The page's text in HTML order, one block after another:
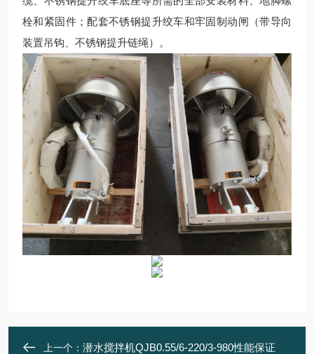
栓和紧固件；配套不锈钢提升绞车和牢固 制动闸（带导向
装置吊钩、不锈钢提升链绳）。
上一个： 潜水搅拌机QJB0.55/6-220/3-980性能保证